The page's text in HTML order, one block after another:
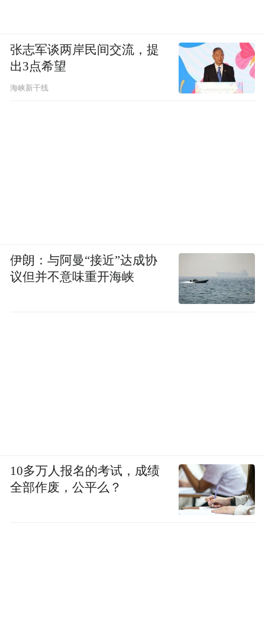
张志军谈两岸民间交流，提
出3点希望
海峡新干线
伊朗：与阿曼“接近”达成协
议但并不意味重开海峡
10多万人报名的考试，成绩
全部作废，公平么？